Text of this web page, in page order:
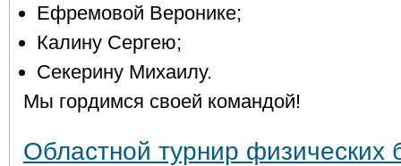
Ефремовой Веронике;
Калину Сергею;
Секерину Михаилу.
Мы гордимся своей командой!
Областной турнир физических